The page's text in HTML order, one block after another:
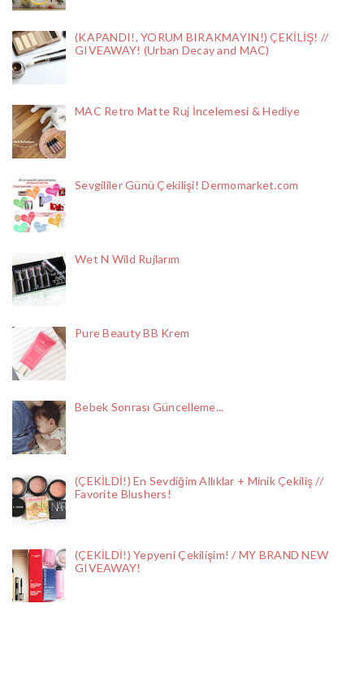
(KAPANDI!, YORUM BIRAKMAYIN!) ÇEKİLİŞ! //
GIVEAWAY! (Urban Decay and MAC)
MAC Retro Matte Ruj İncelemesi & Hediye
Sevgililer Günü Çekilişi! Dermomarket.com
Wet N Wild Rujlarım
Pure Beauty BB Krem
Bebek Sonrası Güncelleme...
(ÇEKİLDİ!) En Sevdiğim Allıklar + Minik Çekiliş //
Favorite Blushers!
(ÇEKİLDİ!) Yepyeni Çekilişim! / MY BRAND NEW
GIVEAWAY!